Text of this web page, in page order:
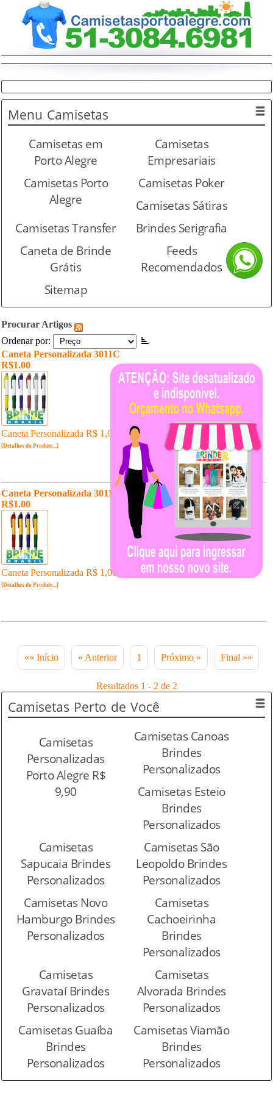
Menu Camisetas
Camisetas em
Porto Alegre
Camisetas
Empresariais
Camisetas Porto
Alegre
Camisetas Poker
Camisetas Sátiras
Camisetas Transfer
Brindes Serigrafia
Caneta de Brinde
Grátis
Feeds
Recomendados
Sitemap
Procurar Artigos
Ordenar por:
Caneta Personalizada 3011C
R$1.00
Caneta Personalizada R$ 1,00 un. Pedido Mínimo: 200 un.
[Detalhes do Produto...]
Caneta Personalizada 3011C Amarela
R$1.00
Caneta Personalizada R$ 1,00 un. Pedido Mínimo: 200 un.
[Detalhes do Produto...]
«« Início « Anterior 1 Próximo » Final »»
Resultados 1 - 2 de 2
Camisetas Perto de Você
Camisetas
Personalizadas
Porto Alegre R$
9,90
Camisetas Canoas
Brindes
Personalizados
Camisetas Esteio
Brindes
Personalizados
Camisetas
Sapucaia Brindes
Personalizados
Camisetas São
Leopoldo Brindes
Personalizados
Camisetas Novo
Hamburgo Brindes
Personalizados
Camisetas
Cachoeirinha
Brindes
Personalizados
Camisetas
Gravataí Brindes
Personalizados
Camisetas
Alvorada Brindes
Personalizados
Camisetas Guaíba
Brindes
Personalizados
Camisetas Viamão
Brindes
Personalizados